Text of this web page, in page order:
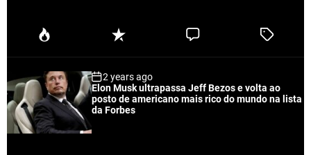
P
u
a
r
R
e
n
t
C
e
T
e
2 years ago
Elon Musk ultrapassa Jeff Bezos e volta ao
posto de americano mais rico do mundo na lista
da Forbes